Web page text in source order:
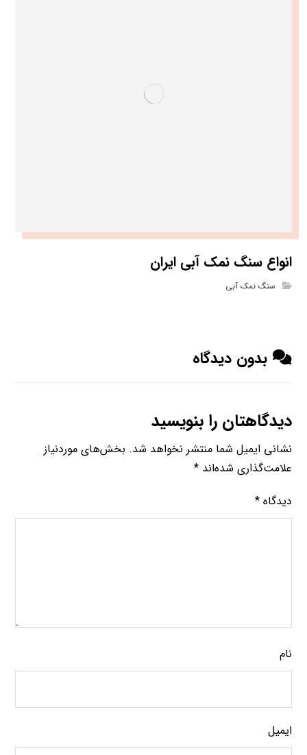
انواع سنگ نمک آبی ایران
سنگ نمک آبی
بدون دیدگاه
دیدگاهتان را بنویسید
نشانی ایمیل شما منتشر نخواهد شد. بخش‌های موردنیاز
علامت‌گذاری شده‌اند*
دیدگاه*
نام
ایمیل